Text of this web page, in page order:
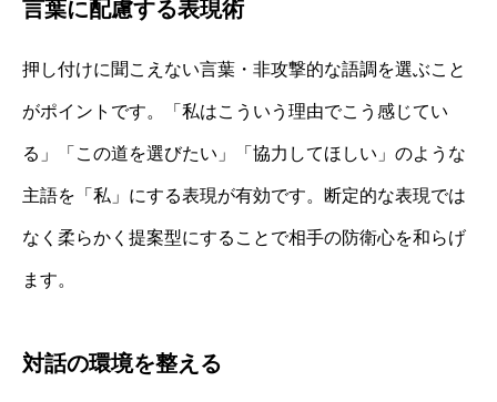
言葉に配慮する表現術
押し付けに聞こえない言葉・非攻撃的な語調を選ぶこと
がポイントです。「私はこういう理由でこう感じてい
る」「この道を選びたい」「協力してほしい」のような
主語を「私」にする表現が有効です。断定的な表現では
なく柔らかく提案型にすることで相手の防衛心を和らげ
ます。
対話の環境を整える